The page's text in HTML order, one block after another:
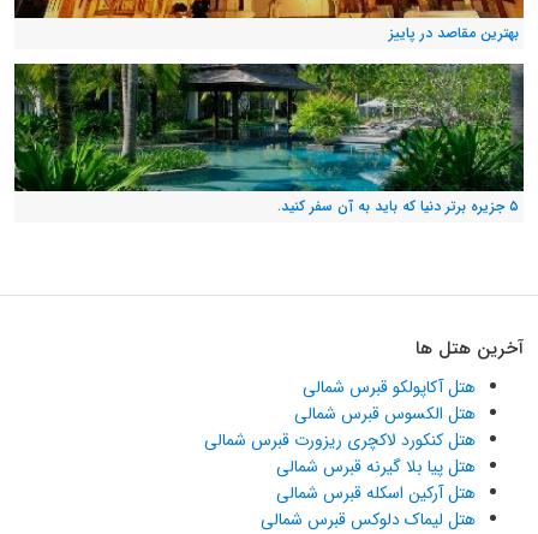
بهترین مقاصد در پاییز
۵ جزیره برتر دنیا که باید به آن سفر کنید.
آخرین هتل ها
هتل آکاپولکو قبرس شمالی
هتل الکسوس قبرس شمالی
هتل کنکورد لاکچری ریزورت قبرس شمالی
هتل پیا بلا گیرنه قبرس شمالی
هتل آرکین اسکله قبرس شمالی
هتل لیماک دلوکس قبرس شمالی